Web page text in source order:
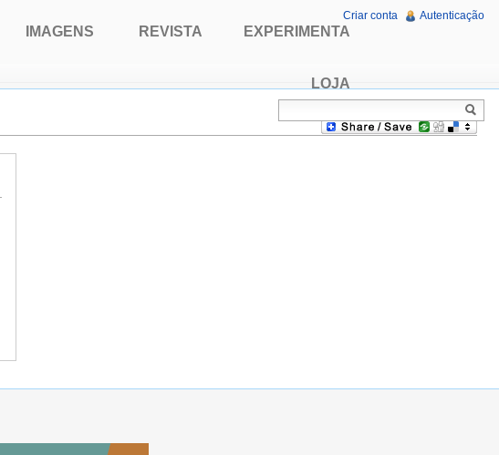
IMAGENS REVISTA EXPERIMENTA
LOJA
Criar conta Autenticação